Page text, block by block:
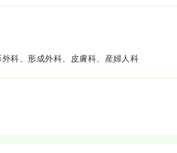
科、形成外科、皮膚科、産婦人科